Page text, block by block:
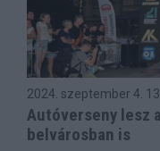
2024. szeptember 4.
Autóverseny lesz
belvárosban is